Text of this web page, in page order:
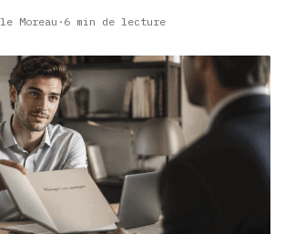
Moreau · 6 min de lecture